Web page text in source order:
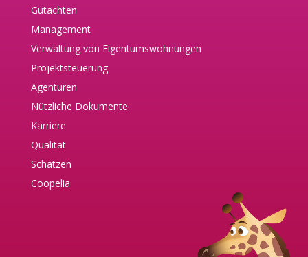
Gutachten
Management
Verwaltung von Eigentumswohnungen
Projektsteuerung
Agenturen
Nützliche Dokumente
Karriere
Qualität
Schätzen
Coopelia